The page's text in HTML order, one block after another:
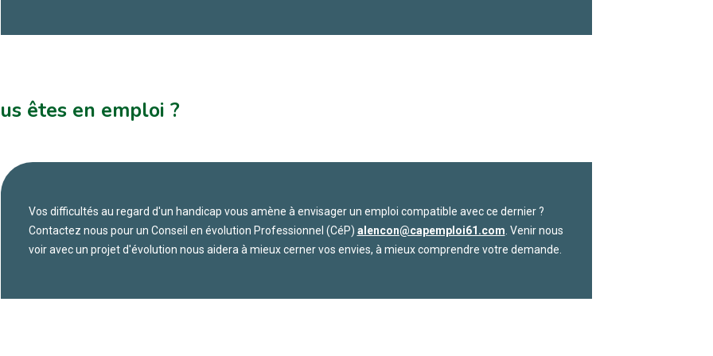
êtes en emploi ?
Vos difficultés au regard d'un handicap vous amène à envisager un emploi compatible avec ce dernier ?
Contactez nous pour un Conseil en évolution Professionnel (CéP) alencon@capemploi61.com . Venir nous
voir avec un projet d'évolution nous aidera à mieux cerner vos envies, à mieux comprendre votre demande.